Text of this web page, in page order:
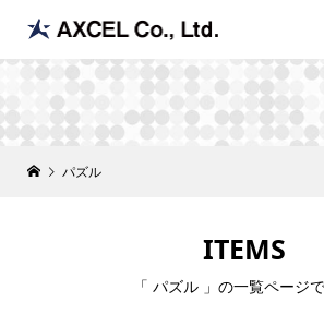
パズル
ITEMS
「 パズル 」の一覧ページで